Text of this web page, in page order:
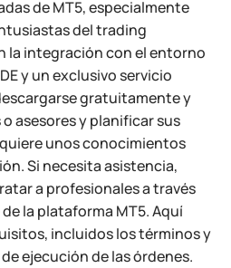
de MT5, especialmente
del trading
la integración con el entorno
y un exclusivo servicio
gratuitamente y
asesores y planificar sus
unos conocimientos
Si necesita asistencia,
a profesionales a través
la plataforma MT5. Aquí
incluidos los términos y
ejecución de las órdenes.